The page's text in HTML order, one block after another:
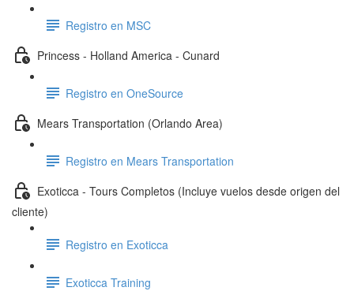
Registro en MSC
Princess - Holland America - Cunard
Registro en OneSource
Mears Transportation (Orlando Area)
Registro en Mears Transportation
Exoticca - Tours Completos (Incluye vuelos desde origen del
cliente)
Registro en Exoticca
Exoticca Training